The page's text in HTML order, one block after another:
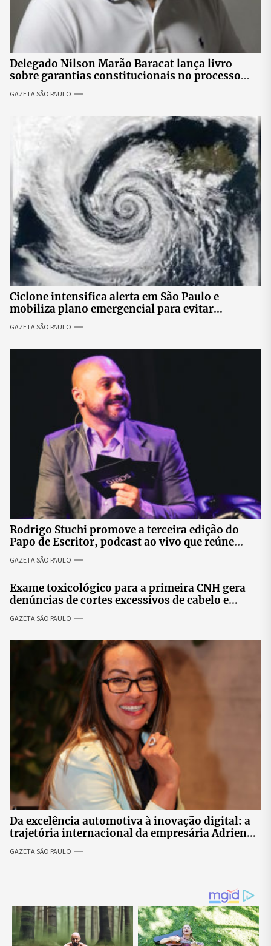
Delegado Nilson Marão Baracat lança livro
sobre garantias constitucionais no processo
penal brasileiro
GAZETA SÃO PAULO
Ciclone intensifica alerta em São Paulo e
mobiliza plano emergencial para evitar
impactos no fornecimento de energia
GAZETA SÃO PAULO
Rodrigo Stuchi promove a terceira edição do
Papo de Escritor, podcast ao vivo que reúne
especialistas para discutir saúde mental e
prosperidade.
GAZETA SÃO PAULO
Exame toxicológico para a primeira CNH gera
denúncias de cortes excessivos de cabelo e
revolta entre candidatas
GAZETA SÃO PAULO
Da excelência automotiva à inovação digital: a
trajetória internacional da empresária Adriene
GAZETA SÃO PAULO